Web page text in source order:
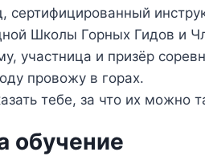
сертифицированный
Школы Горных Гидов и
участница и призёр
провожу в горах.
тебе, за что их можно
обучение